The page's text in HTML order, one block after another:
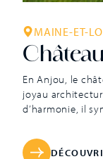
MAINE-ET-
En Anjou, le
joyau
d’harmonie, il
su conserver
l’habitent